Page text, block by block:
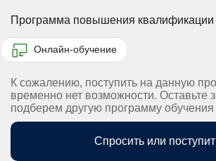
Программа повышения квалификации
Онлайн-обучение
К сожалению, поступить на данную
временно нет возможности. Оставьте
подберем другую программу обучения
Спросить или